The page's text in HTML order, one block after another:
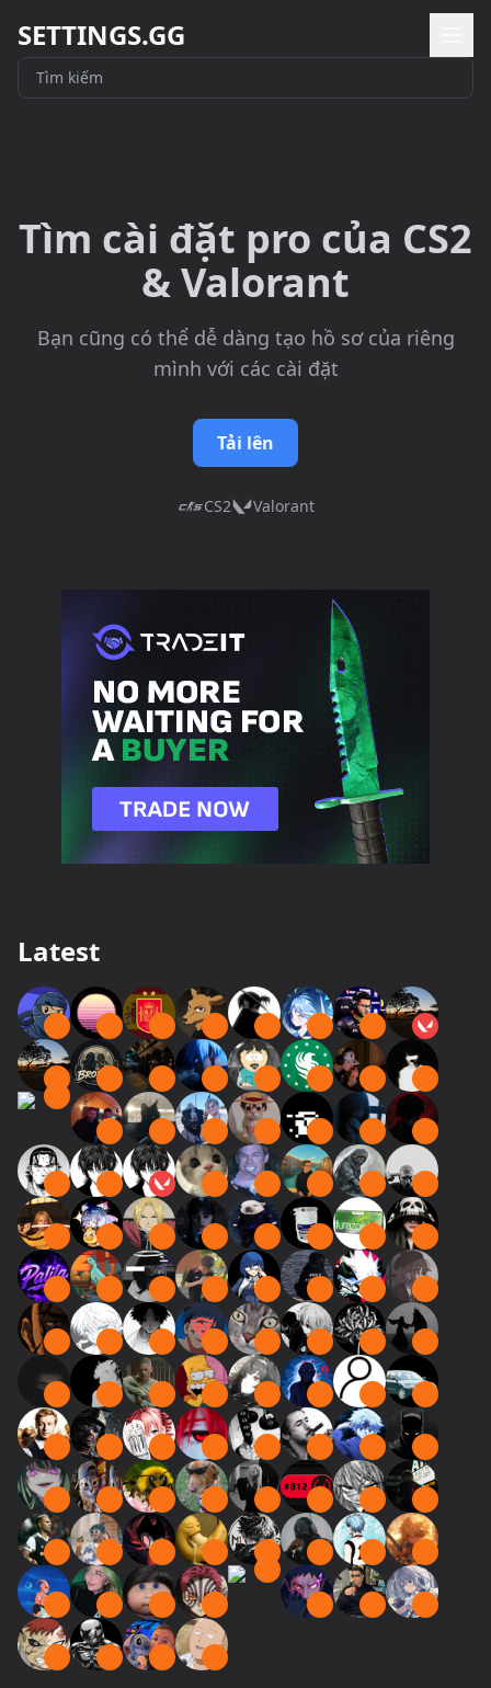
SETTINGS.GG
Tìm cài đặt pro của CS2
& Valorant
Bạn cũng có thể dễ dàng tạo hồ sơ của riêng
mình với các cài đặt
Tải lên
CS2 Valorant
Latest